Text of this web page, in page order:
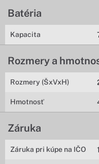
Batéria
Kapacita
Rozmery a
Rozmery (ŠxVxH)
Hmotnosť
Záruka
Záruka pri kúpe na IČO